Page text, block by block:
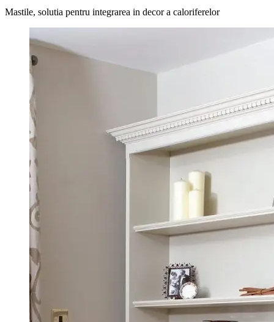
Mastile, solutia pentru integrarea in decor a caloriferelor